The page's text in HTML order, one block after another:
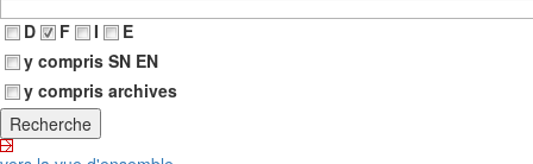
D
F I
E
y compris SN EN
y compris archives